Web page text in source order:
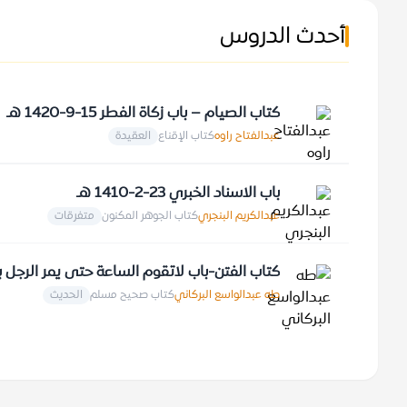
أحدث الدروس
كتاب الصيام – باب زكاة الفطر 15-9-1420 هـ
عبدالفتاح راوهكتاب الإقناع العقيدة
باب الاسناد الخبري 23-2-1410 هـ
عبدالكريم البنجريكتاب الجوهر المكنون متفرقات
كتاب الفتن-باب لاتقوم الساعة حتى يمر الرجل بقبر
طه عبدالواسع البركانيكتاب صحيح مسلم الحديث